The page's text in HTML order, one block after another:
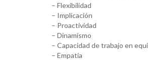
– Flexibilidad
– Implicación
– Proactividad
– Dinamismo
– Capacidad de trabajo en
– Empatía